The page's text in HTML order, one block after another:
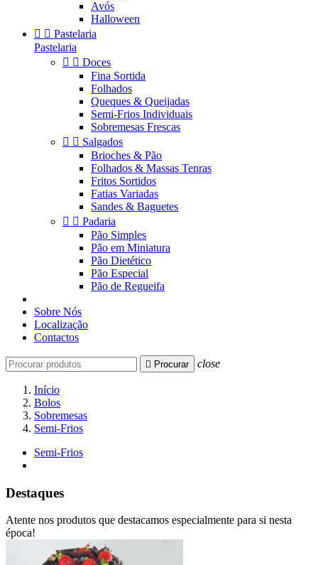
Avós
Halloween
  Pastelaria
Pastelaria
  Doces
Fina Sortida
Folhados
Queques & Queijadas
Semi-Frios Individuais
Sobremesas Frescas
  Salgados
Brioches & Pão
Folhados & Massas Tenras
Fritos Sortidos
Fatias Variadas
Sandes & Baguetes
  Padaria
Pão Simples
Pão em Miniatura
Pão Dietético
Pão Especial
Pão de Regueifa
Sobre Nós
Localização
Contactos
 Procurar close
Início
Bolos
Sobremesas
Semi-Frios
Semi-Frios
Destaques
Atente nos produtos que destacamos especialmente para si nesta
época!